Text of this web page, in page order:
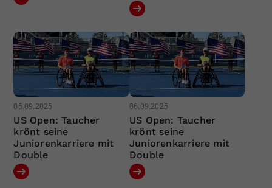
06.09.2025
US Open: Taucher
krönt seine
Juniorenkarriere mit
Double
06.09.2025
US Open: Taucher
krönt seine
Juniorenkarriere mit
Double